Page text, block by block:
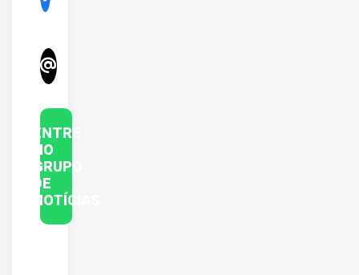
ENTRE
NO
GRUPO
DE
NOTÍCIAS